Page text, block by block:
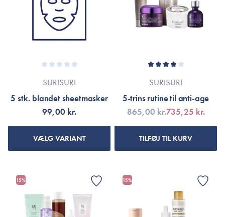
SURISURI
5 stk. blandet sheetmasker
99,00 kr.
VÆLG VARIANT
SURISURI
5-trins rutine til anti-age
865,00 kr.735,25 kr.
TILFØJ TIL KURV
15% 15%